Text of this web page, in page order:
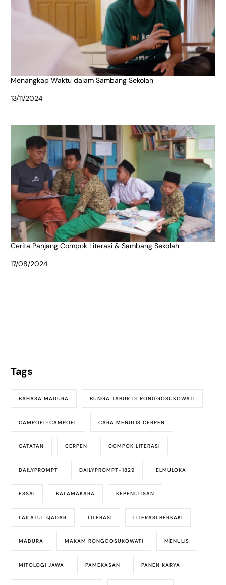
Menangkap Waktu dalam Sambang Sekolah
Date
13/11/2024
Cerita Panjang Compok Literasi & Sambang Sekolah
Date
17/08/2024
Tags
BAHASA MADURA BUNGA TABUR DI RONGGOSUKOWATI
CAMPOEL-CAMPOEL CARA MENULIS CERPEN
CATATAN CERPEN COMPOK LITERASI
DAILYPROMPT DAILYPROMPT-1829 ELMULOKA
ESSAI KALAMAKARA KEPENULISAN
LAILATUL QADAR LITERASI LITERASI BERKAKI
MADURA MAKAM RONGGOSUKOWATI MENULIS
MITOLOGI JAWA PAMEKASAN PANEN KARYA